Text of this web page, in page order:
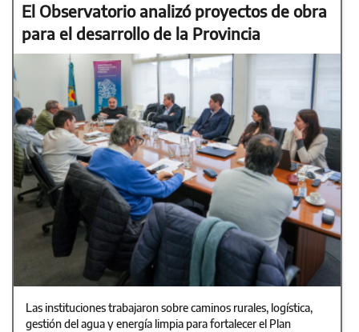
El Observatorio analizó proyectos de obra
para el desarrollo de la Provincia
Las instituciones trabajaron sobre caminos rurales, logística,
gestión del agua y energía limpia para fortalecer el Plan